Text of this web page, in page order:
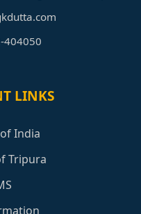
404050
LINKS
India
Tripura